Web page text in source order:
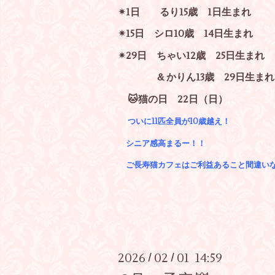
✴︎1日 るり15歳 1日生まれ
✴︎15日 シロ10歳 14日生まれ
✴︎29日 ちゃい12歳 25日生まれ
& かりん13歳 29日生まれ
🐱猫の日 22日（日）
ついに11匹全員が10歳越え！
シニア感高まるー！！
ご長寿猫カフェはご利益あること間違い
2026 / 02 / 01 14:59